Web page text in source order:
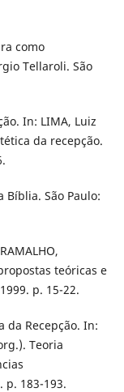
como
Tellaroli. São
In: LIMA, Luiz
da recepção.
Bíblia. São Paulo:
teóricas e
p. 15-22.
da Recepção. In:
Teoria
p. 183-193.